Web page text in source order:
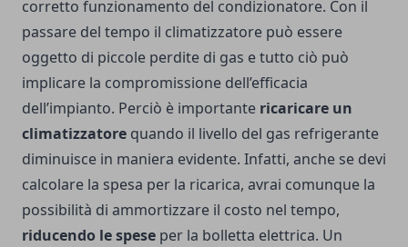
corretto funzionamento del condizionatore. Con il
passare del tempo il climatizzatore può essere
oggetto di piccole perdite di gas e tutto ciò può
implicare la compromissione dell’efficacia
dell’impianto. Perciò è importante ricaricare un
climatizzatore quando il livello del gas refrigerante
diminuisce in maniera evidente. Infatti, anche se devi
calcolare la spesa per la ricarica, avrai comunque la
possibilità di ammortizzare il costo nel tempo,
riducendo le spese per la bolletta elettrica. Un